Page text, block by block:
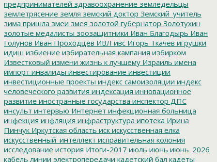
предпринимателей здравоохранение земледельцы
землетрясение земля земский доктор Земский_учитель
зима пришла змеи змея золотой губернатор Золотухин
золотые медалисты зоозащитники Иван Благодырь Иван
Голунов Иван Проходцев ИВЛ ивс Игорь Ткачев игрушки
идиш избиение избирательная кампания избирком
Известковый измени жизнь к лучшему Израиль имена
импорт инвалиды инвестирование инвестиции
инвестиционные проекты индекс самоизоляции индекс
человеческого развития индексация инновационное
развитие иностранные государства инспектор ДПС
инсульт интервью Интернет инфекционная больница
инфекция инфляция инфраструктура ипотека Ирина
Пинчук Иркутская область иск искусственная елка
искусственный_интеллект исправительная колония
исследование история Итоги-2017 июль июнь июнь_2026
кабель линии электропередачи кадетский бал кадеты